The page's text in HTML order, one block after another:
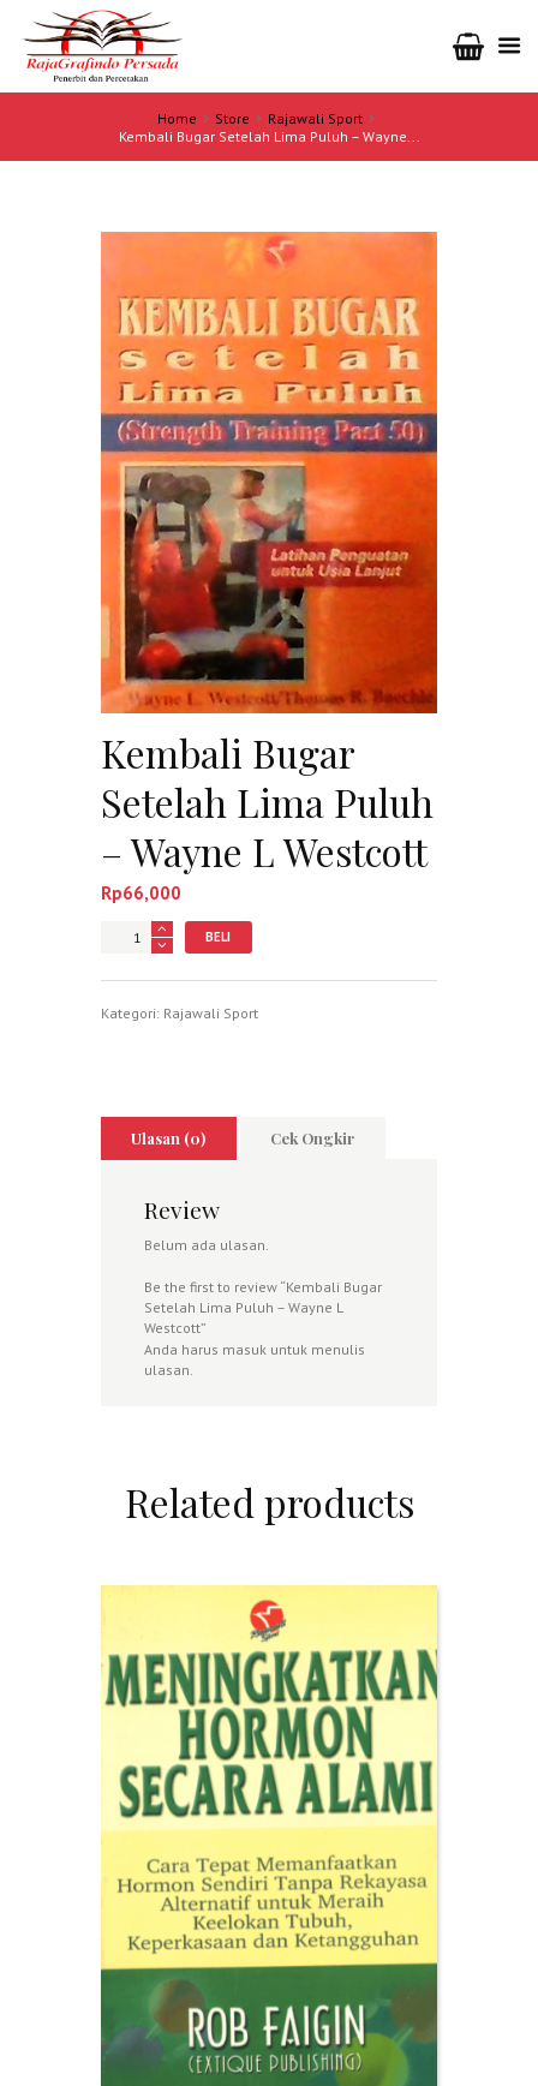
Home Store
Rajawali Sport
Kembali Bugar Setelah Lima Puluh – Wayne...
Kembali Bugar
Setelah Lima Puluh
– Wayne L Westcott
Rp66,000
Jumlah BELI
Kategori: Rajawali Sport
Ulasan (0) Cek Ongkir
Review
Belum ada ulasan.
Be the first to review “Kembali Bugar
Setelah Lima Puluh – Wayne L
Westcott”
Anda harus masuk untuk menulis
ulasan.
Related products